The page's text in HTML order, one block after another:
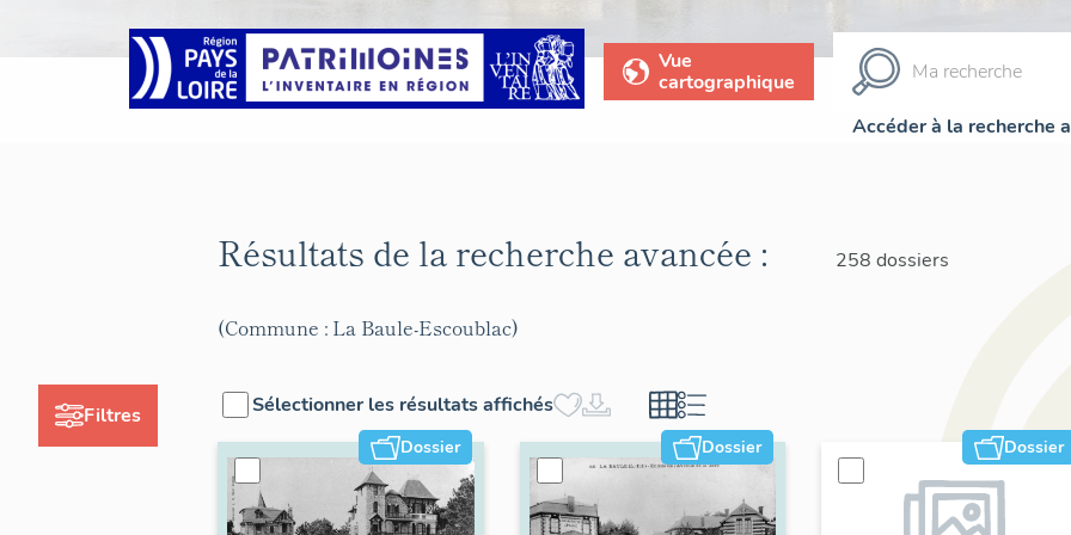
Vue
cartographique
Accéder à la recherche
Filtres
Résultats de la recherche avancée : 258 dossiers
(Commune : La Baule-Escoublac)
Sélectionner les résultats affichés
Dossier Dossier Dossier